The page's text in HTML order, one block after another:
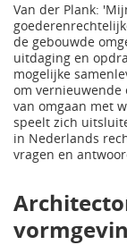
Van der Plank:
de gebouwde
uitdaging en
mogelijke
om vernieuwende
van omgaan met
speelt zich
in Nederlands
vragen en